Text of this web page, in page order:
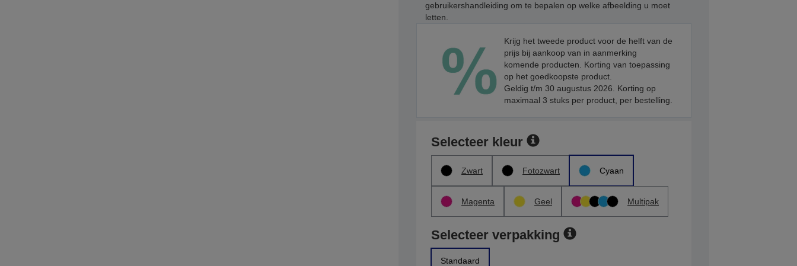
gebruikershandleiding om te bepalen op welke afbeelding u moet
letten.
Krijg het tweede product voor de helft van de
prijs bij aankoop van in aanmerking
komende producten. Korting van toepassing
op het goedkoopste product.
Geldig t/m 30 augustus 2026. Korting op
maximaal 3 stuks per product, per bestelling.
Selecteer kleur
Zwart Fotozwart Cyaan
Magenta Geel Multipak
Selecteer verpakking
Standaard